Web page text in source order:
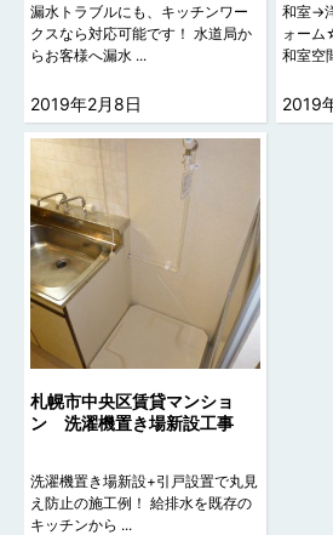
漏水トラブルにも、キッチンワー
クスなら対応可能です！ 水道局か
らお客様へ漏水 ...
2019年2月8日
和室→
ォーム
和室空
2019
札幌市中央区賃貸マンショ
ン 洗濯機置き場新設工事
洗濯機置き場新設+引戸設置で丸見
え防止の施工例！ 給排水を既存の
キッチンから ...